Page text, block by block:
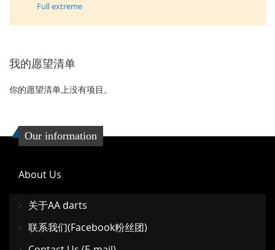
Full extreme
我的愿望清单
你的愿望清单上没有项目。
Our information
About Us
关于AA darts
联系我们(Facebook粉丝团)